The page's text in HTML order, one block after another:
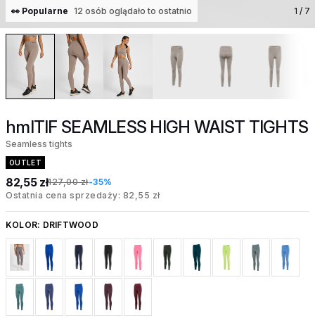
👀 Popularne 12 osób oglądało to ostatnio 1 / 7
hmlTIF SEAMLESS HIGH WAIST TIGHTS
Seamless tights
OUTLET
82,55 zł127,00 zł-35%
Ostatnia cena sprzedaży: 82,55 zł
KOLOR: DRIFTWOOD